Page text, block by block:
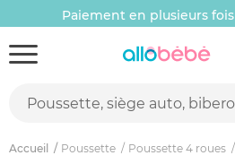
Paiement en plusieurs fois
Accueil Poussette Poussette 4 roues